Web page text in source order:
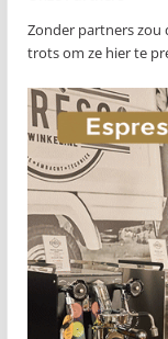
Zonder partners zou
trots om ze hier te